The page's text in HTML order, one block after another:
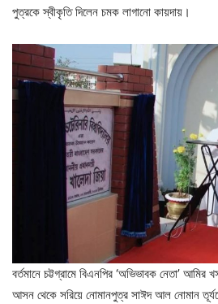
পুত্রকে স্বীকৃতি দিলেন চমক লাগানো কায়দায়।
বর্তমানে চট্টগ্রামে বিএনপির ‘অভিভাবক নেতা’ আমির
আসন থেকে সরিয়ে নোমানপুত্র সাঈদ আল নোমান